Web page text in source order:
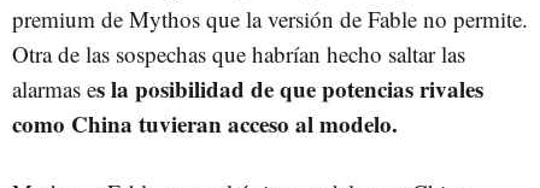
premium de Mythos que la versión de Fable no permite.
Otra de las sospechas que habrían hecho saltar las
alarmas es la posibilidad de que potencias rivales
como China tuvieran acceso al modelo.